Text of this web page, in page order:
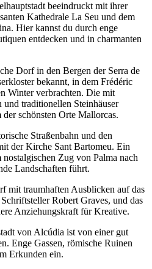
beeindruckt mit ihrer
Kathedrale La Seu und dem
Hier kannst du durch enge
entdecken und in charmanten
Dorf in den Bergen der Serra de
bekannt, in dem Frédéric
Winter verbrachten. Die mit
und traditionellen Steinhäuser
schönsten Orte Mallorcas.
Straßenbahn und den
der Kirche Sant Bartomeu. Ein
Zug von Palma nach
Landschaften führt.
mit traumhaften Ausblicken auf das
Robert Graves, und das
Anziehungskraft für Kreative.
von Alcúdia ist von einer gut
Enge Gassen, römische Ruinen
Erkunden ein.